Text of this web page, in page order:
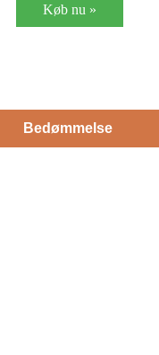
Køb nu »
Bedømmelse